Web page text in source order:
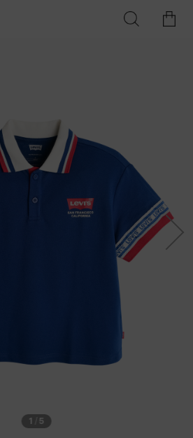
1 5